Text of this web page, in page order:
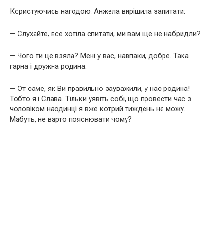
Користуючись нагодою, Анжела вирішила запитати:
— Слухайте, все хотіла спитати, ми вам ще не набридли?
— Чого ти це взяла? Мені у вас, навпаки, добре. Така
гарна і дружна родина.
— От саме, як Ви правильно зауважили, у нас родина!
Тобто я і Слава. Тільки уявіть собі, що провести час з
чоловіком наодинці я вже котрий тиждень не можу.
Мабуть, не варто пояснювати чому?